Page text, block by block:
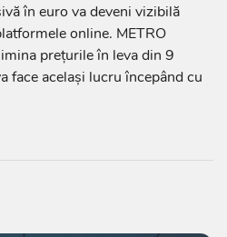
în euro va deveni vizibilă
online. METRO
prețurile în leva din 9
face același lucru începând cu